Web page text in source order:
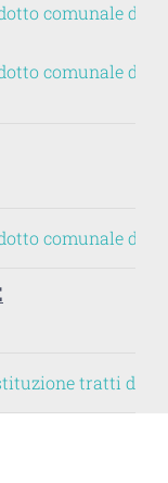
comunale di
comunale di
comunale di
tratti di